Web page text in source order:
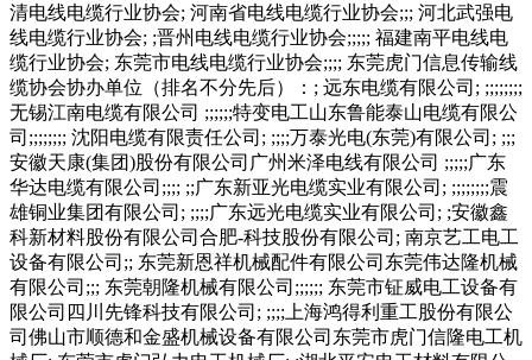
清电线电缆行业协会; 河南省电线电缆行业协会;;; 河北武强电
线电缆行业协会; ;晋州电线电缆行业协会;;;;; 福建南平电线电
缆行业协会; 东莞市电线电缆行业协会;;;; 东莞虎门信息传输线
缆协会协办单位（排名不分先后）：; 远东电缆有限公司; ;;;;;;;;
无锡江南电缆有限公司 ;;;;;;特变电工山东鲁能泰山电缆有限公
司;;;;;;;; 沈阳电缆有限责任公司; ;;;;万泰光电(东莞)有限公司; ;;;
安徽天康(集团)股份有限公司广州米泽电线有限公司 ;;;;;广东
华达电缆有限公司;;;; ;;广东新亚光电缆实业有限公司; ;;;;;;;;震
雄铜业集团有限公司; ;;;;广东远光电缆实业有限公司; ;安徽鑫
科新材料股份有限公司合肥-科技股份有限公司; 南京艺工电工
设备有限公司;; 东莞新恩祥机械配件有限公司东莞伟达隆机械
有限公司;;; 东莞朝隆机械有限公司;;;;;; 东莞市钲威电工设备有
限公司四川先锋科技有限公司; ;;;;上海鸿得利重工股份有限公
司佛山市顺德和金盛机械设备有限公司东莞市虎门信隆电工机